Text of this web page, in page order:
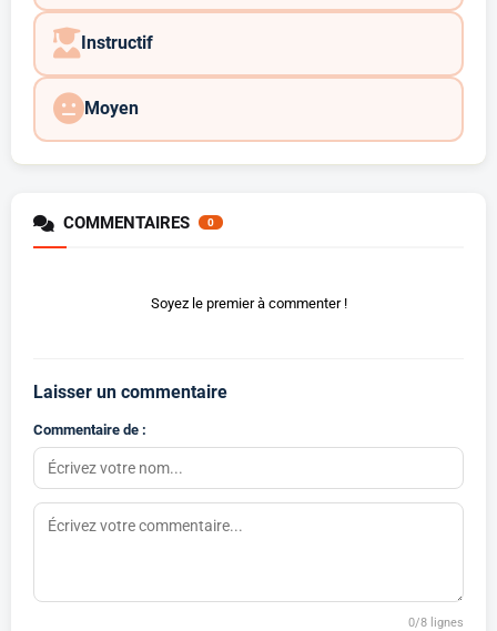
Instructif
Moyen
COMMENTAIRES 0
Soyez le premier à commenter !
Laisser un commentaire
Commentaire de :
0/8 lignes